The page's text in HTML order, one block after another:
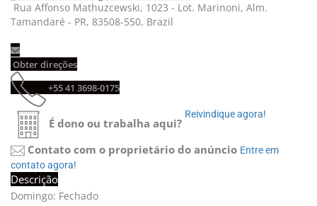
Rua Affonso Mathuzcewski, 1023 - Lot. Marinoni, Alm.
Tamandaré - PR, 83508-550, Brazil
Obter direções
+55 41 3698-0175
É dono ou trabalha aqui?
Reivindique agora!
Contato com o proprietário do anúncio Entre em
contato agora!
Descrição
Domingo: Fechado